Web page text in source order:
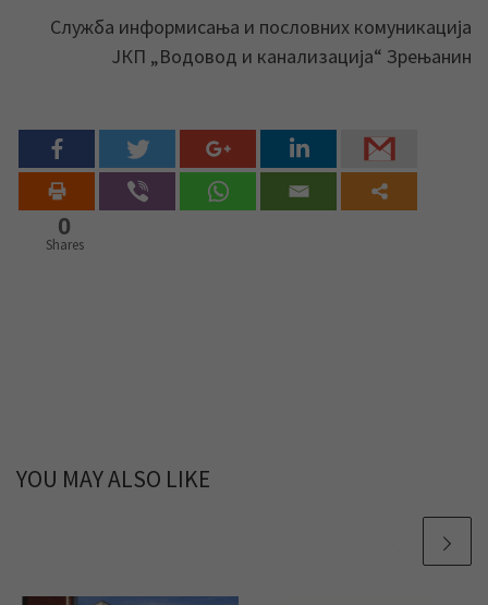
Служба информисања и пословних комуникација
ЈКП „Водовод и канализација“ Зрењанин
0
Shares
YOU MAY ALSO LIKE